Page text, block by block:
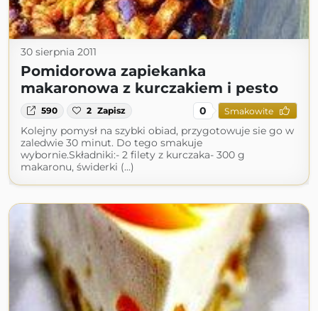
30 sierpnia 2011
Pomidorowa zapiekanka
makaronowa z kurczakiem i pesto
590 2 Zapisz 0 Smakowite
Kolejny pomysł na szybki obiad, przygotowuje sie go w
zaledwie 30 minut. Do tego smakuje
wybornie.Składniki:- 2 filety z kurczaka- 300 g
makaronu, świderki (...)